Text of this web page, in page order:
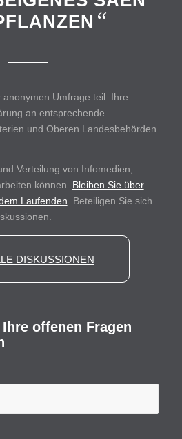
“
Umfrage teil. Ihre
an entsprechende
und Oberen Landesbehörden
Verteilung von Infomedien,
können. Bleiben Sie über
Laufenden. Beteiligen Sie sich
DISKUSSIONEN
offenen Fragen